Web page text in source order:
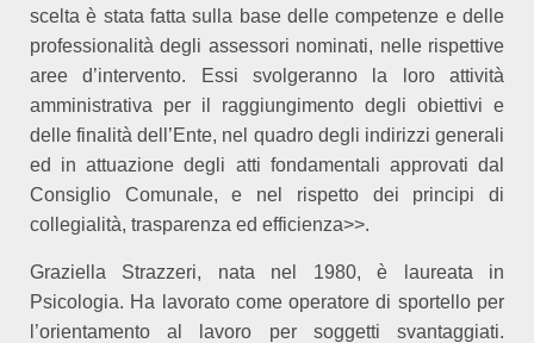
scelta è stata fatta sulla base delle competenze e delle
professionalità degli assessori nominati, nelle rispettive
aree d’intervento. Essi svolgeranno la loro attività
amministrativa per il raggiungimento degli obiettivi e
delle finalità dell’Ente, nel quadro degli indirizzi generali
ed in attuazione degli atti fondamentali approvati dal
Consiglio Comunale, e nel rispetto dei principi di
collegialità, trasparenza ed efficienza>>.
Graziella Strazzeri, nata nel 1980, è laureata in
Psicologia. Ha lavorato come operatore di sportello per
l’orientamento al lavoro per soggetti svantaggiati.